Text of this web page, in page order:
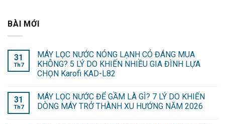
BÀI MỚI
31
Th7
MÁY LỌC NƯỚC NÓNG LẠNH CÓ ĐÁNG MUA
KHÔNG? 5 LÝ DO KHIẾN NHIỀU GIA ĐÌNH LỰA
CHỌN Karofi KAD-L82
31
Th7
MÁY LỌC NƯỚC ĐỂ GẦM LÀ GÌ? 7 LÝ DO KHIẾN
DÒNG MÁY TRỞ THÀNH XU HƯỚNG NĂM 2026